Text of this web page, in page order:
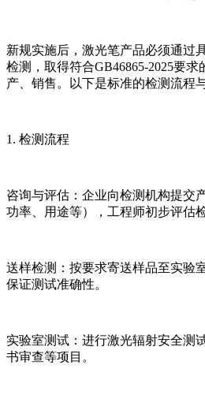
新规实施后，激光笔产品必须通过
检测，取得符合GB46865-2025要
产、销售。以下是标准的检测流程
1. 检测流程
咨询与评估：企业向检测机构提交
功率、用途等），工程师初步评估
送样检测：按要求寄送样品至实验
保证测试准确性。
实验室测试：进行激光辐射安全测
书审查等项目。